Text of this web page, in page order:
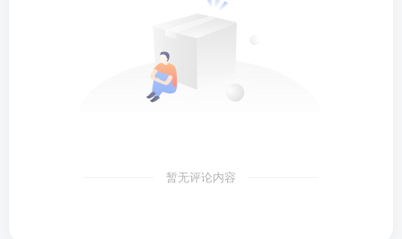
暂无评论内容